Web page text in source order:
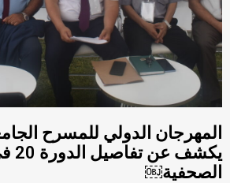
المهرجان الدولي للمسرح
الصحفية￼